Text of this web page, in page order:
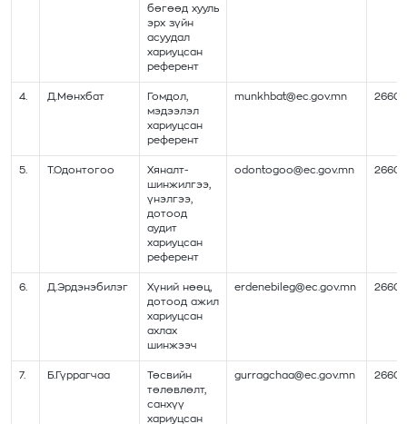
бөгөөд хууль
эрх зүйн
асуудал
хариуцсан
референт
4. Д.Мөнхбат
Гомдол,
мэдээлэл
хариуцсан
референт
munkhbat@ec.gov.mn
5. Т.Одонтогоо
Хяналт-
шинжилгээ,
үнэлгээ,
дотоод
аудит
хариуцсан
референт
odontogoo@ec.gov.mn
6. Д.Эрдэнэбилэг
Хүний нөөц,
дотоод ажил
хариуцсан
ахлах
шинжээч
erdenebileg@ec.gov.mn
7. Б.Гүррагчаа
Төсвийн
төлөвлөлт,
санхүү
хариуцсан
gurragchaa@ec.gov.mn